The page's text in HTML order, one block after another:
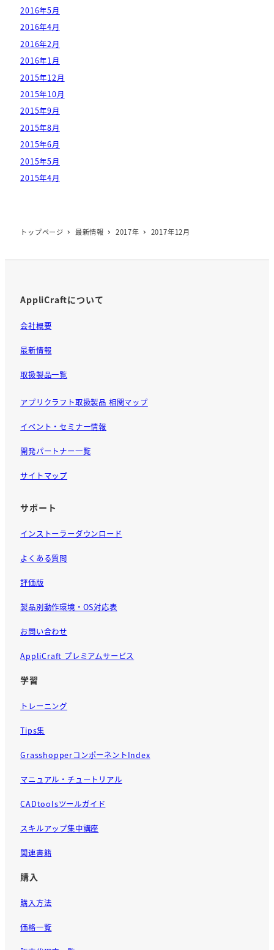
2016年5月
2016年4月
2016年2月
2016年1月
2015年12月
2015年10月
2015年9月
2015年8月
2015年6月
2015年5月
2015年4月
トップページ 最新情報 2017年 2017年12月
AppliCraftについて
会社概要
最新情報
取扱製品一覧
アプリクラフト取扱製品 相関マップ
イベント・セミナー情報
開発パートナー一覧
サイトマップ
サポート
インストーラーダウンロード
よくある質問
評価版
製品別動作環境・OS対応表
お問い合わせ
AppliCraft プレミアムサービス
学習
トレーニング
Tips集
GrasshopperコンポーネントIndex
マニュアル・チュートリアル
CADtoolsツールガイド
スキルアップ集中講座
関連書籍
購入
購入方法
価格一覧